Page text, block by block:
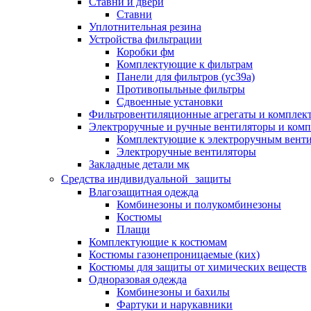
Ставни
Уплотнительная резина
Устройства фильтрации
Коробки фм
Комплектующие к фильтрам
Панели для фильтров (ус39а)
Противопыльные фильтры
Сдвоенные установки
Фильтровентиляционные агрегаты и
Электроручные и ручные вентиляторы и
Комплектующие к электроручным
Электроручные вентиляторы
Закладные детали мк
Средства индивидуальной защиты
Влагозащитная одежда
Комбинезоны и полукомбинезоны
Костюмы
Плащи
Комплектующие к костюмам
Костюмы газонепроницаемые (ких)
Костюмы для защиты от химических веществ
Одноразовая одежда
Комбинезоны и бахилы
Фартуки и нарукавники